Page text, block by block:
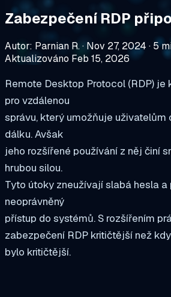
Zabezpečení RDP
Autor: Parnian R.· Nov 27, 2024 · 5
Aktualizováno Feb 15, 2026
Remote Desktop Protocol (RDP)
pro vzdálenou
správu, který umožňuje uživatelům
dálku. Avšak
jeho rozšířené používání z něj činí
hrubou silou.
Tyto útoky zneužívají slabá hesla
neoprávněný
přístup do systémů. S rozšířením
zabezpečení RDP kritičtější než
bylo kritičtější.